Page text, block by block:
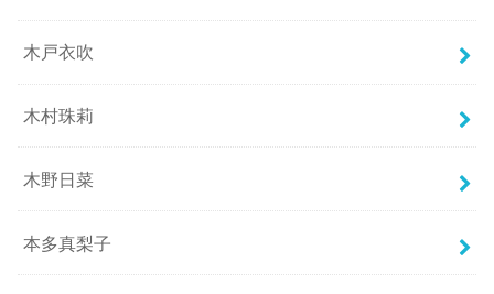
木戸衣吹
木村珠莉
木野日菜
本多真梨子